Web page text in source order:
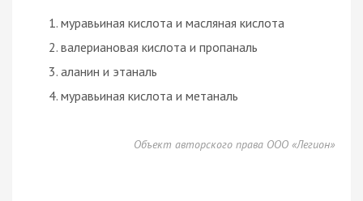
муравьиная кислота и масляная кислота
валериановая кислота и пропаналь
аланин и этаналь
муравьиная кислота и метаналь
Объект авторского права ООО «Легион»